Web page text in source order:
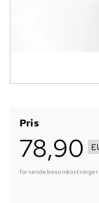
Pris
78,90
forsendelsesomkostninger